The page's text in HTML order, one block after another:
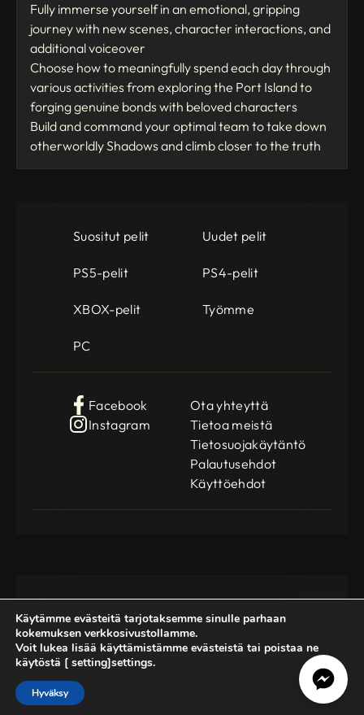
Fully immerse yourself in an emotional, gripping
journey with new scenes, character interactions, and
additional voiceover
Choose how to meaningfully spend each day through
various activities from exploring the Port Island to
forging genuine bonds with beloved characters
Build and command your optimal team to take down
otherworldly Shadows and climb closer to the truth
Gamedog OÜ
Registration Code: 14962369
© 2025-2026 GameDog. All rights reserved.
Suositut pelit Uudet pelit
PS5-pelit PS4-pelit
XBOX-pelit Työmme
PC
Facebook
Instagram
Ota yhteyttä
Tietoa meistä
Tietosuojakäytäntö
Palautusehdot
Käyttöehdot
Käytämme evästeitä tarjotaksemme sinulle parhaan
kokemuksen verkkosivustollamme.
Voit lukea lisää käyttämistämme evästeistä tai poistaa ne
käytöstä [ setting]settings.
Hyväksy